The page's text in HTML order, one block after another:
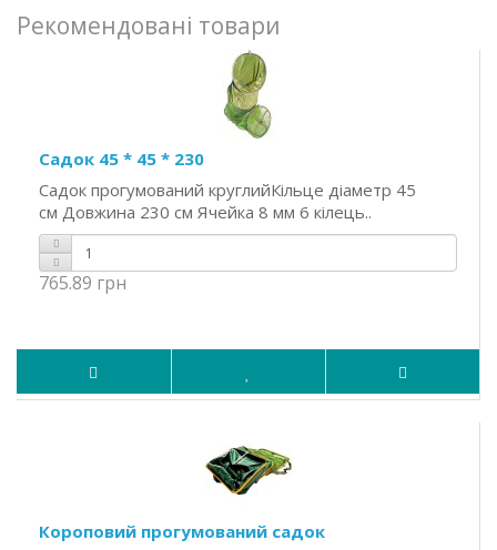
Рекомендовані товари
Садок 45 * 45 * 230
Садок прогумований круглийКільце діаметр 45
см Довжина 230 см Ячейка 8 мм 6 кілець..
765.89 грн
Короповий прогумований садок